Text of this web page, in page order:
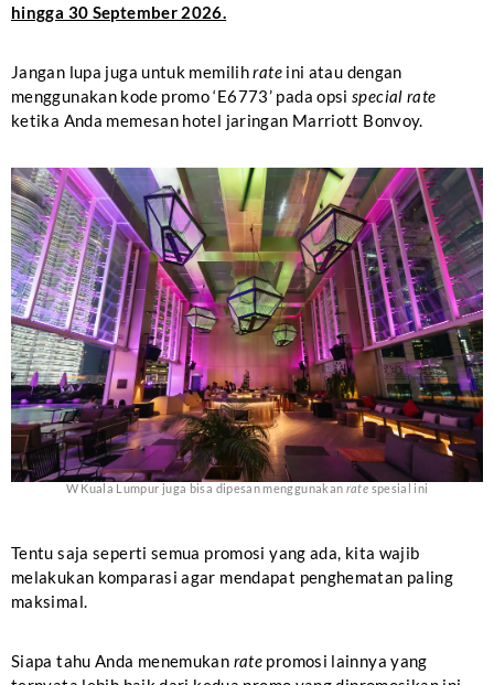
hingga 30 September 2026.
Jangan lupa juga untuk memilihrate ini atau dengan
menggunakan kode promo ‘E6773’ pada opsispecial rate
ketika Anda memesan hotel jaringan Marriott Bonvoy.
W Kuala Lumpur juga bisa dipesan menggunakan rate spesial ini
Tentu saja seperti semua promosi yang ada, kita wajib
melakukan komparasi agar mendapat penghematan paling
maksimal.
Siapa tahu Anda menemukan rate promosi lainnya yang